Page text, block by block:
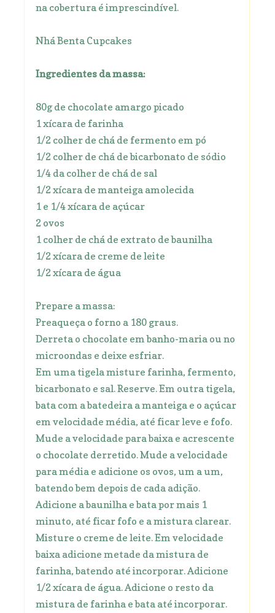
na cobertura é imprescindível.
Nhá Benta Cupcakes
Ingredientes da massa:
80g de chocolate amargo picado
1 xícara de farinha
1/2 colher de chá de fermento em pó
1/2 colher de chá de bicarbonato de sódio
1/4 da colher de chá de sal
1/2 xícara de manteiga amolecida
1 e 1/4 xícara de açúcar
2 ovos
1 colher de chá de extrato de baunilha
1/2 xícara de creme de leite
1/2 xícara de água
Prepare a massa:
Preaqueça o forno a 180 graus.
Derreta o chocolate em banho-maria ou no
microondas e deixe esfriar.
Em uma tigela misture farinha, fermento,
bicarbonato e sal. Reserve. Em outra tigela,
bata com a batedeira a manteiga e o açúcar
em velocidade média, até ficar leve e fofo.
Mude a velocidade para baixa e acrescente
o chocolate derretido. Mude a velocidade
para média e adicione os ovos, um a um,
batendo bem depois de cada adição.
Adicione a baunilha e bata por mais 1
minuto, até ficar fofo e a mistura clarear.
Misture o creme de leite. Em velocidade
baixa adicione metade da mistura de
farinha, batendo até incorporar. Adicione
1/2 xícara de água. Adicione o resto da
mistura de farinha e bata até incorporar.